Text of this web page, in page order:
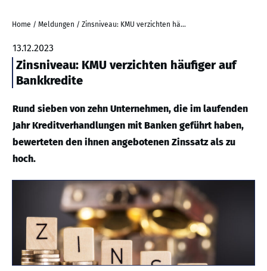
Home / Meldungen / Zinsniveau: KMU verzichten häufiger auf Bankkredite
13.12.2023
Zinsniveau: KMU verzichten häufiger auf
Bankkredite
Rund sieben von zehn Unternehmen, die im laufenden
Jahr Kreditverhandlungen mit Banken geführt haben,
bewerteten den ihnen angebotenen Zinssatz als zu
hoch.